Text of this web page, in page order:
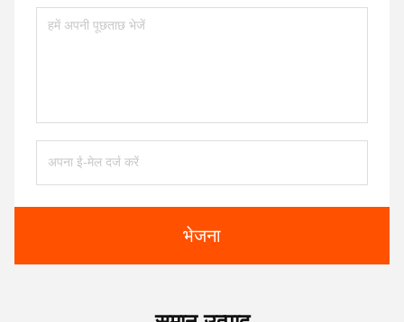
टेलीफोन:
अब संपर्क करें
तेल सील की अंगूठी
एनबीआर तेल सील हाइड्रोलिक पंप तेल सील